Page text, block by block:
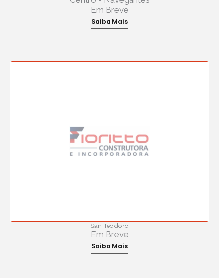
Em Breve
Saiba Mais
San Teodoro
Em Breve
Saiba Mais